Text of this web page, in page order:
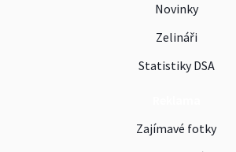
Novinky
Zelináři
Statistiky DSA
Zajímavé fotky